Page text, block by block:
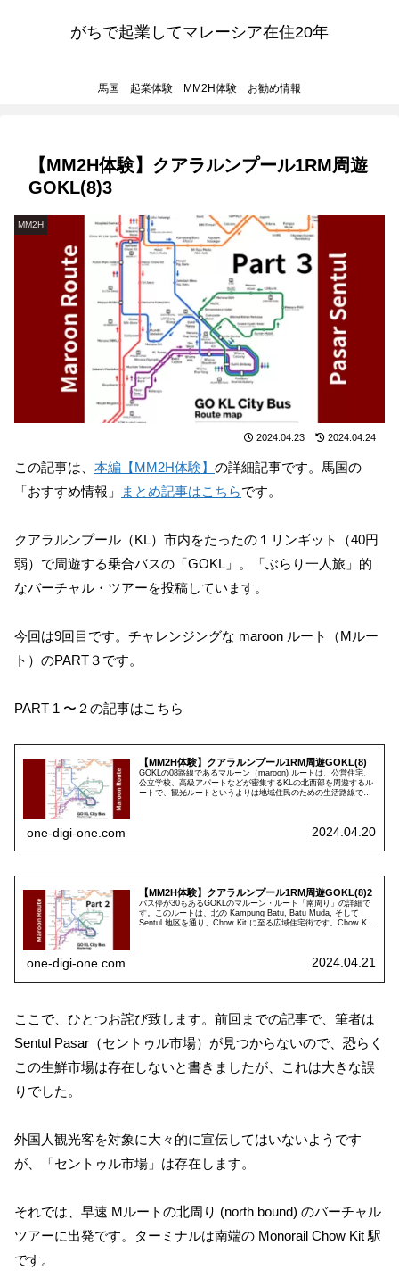
がちで起業してマレーシア在住20年
馬国 起業体験 MM2H体験 お勧め情報
【MM2H体験】クアラルンプール1RM周遊
GOKL(8)3
MM2H
2024.04.23 2024.04.24
この記事は、 本編【MM2H体験】 の詳細記事です。馬国の
「おすすめ情報」
まとめ記事はこちらです。
クアラルンプール（KL）市内をたったの１リンギット（40円
弱）で周遊する乗合バスの「GOKL」。「ぶらり一人旅」的
なバーチャル・ツアーを投稿しています。
今回は9回目です。チャレンジングな maroon ルート（Mルー
ト）のPART３です。
PART 1 〜２の記事はこちら
【MM2H体験】クアラルンプール1RM周遊GOKL(8)
GOKLの08路線であるマルーン（maroon) ルートは、公営住宅、
公立学校、高級アパートなどが密集するKLの北西部を周遊するル
ートで、観光ルートというよりは地域住民のための生活路線で
one-digi-one.com 2024.04.20
【MM2H体験】クアラルンプール1RM周遊GOKL(8)2
バス停が30もあるGOKLのマルーン・ルート「南周り」の詳細で
す。このルートは、北の Kampung Batu, Batu Muda, そして
Sentul 地区を通り、Chow Kit に至る広域住宅街です。Chow Kit
one-digi-one.com 2024.04.21
ここで、ひとつお詫び致します。前回までの記事で、筆者は
Sentul Pasar（セントゥル市場）が見つからないので、恐らく
この生鮮市場は存在しないと書きましたが、これは大きな誤
りでした。
外国人観光客を対象に大々的に宣伝してはいないようです
が、「セントゥル市場」は存在します。
それでは、早速 Mルートの北周り (north bound) のバーチャル
ツアーに出発です。ターミナルは南端の Monorail Chow Kit 駅
です。